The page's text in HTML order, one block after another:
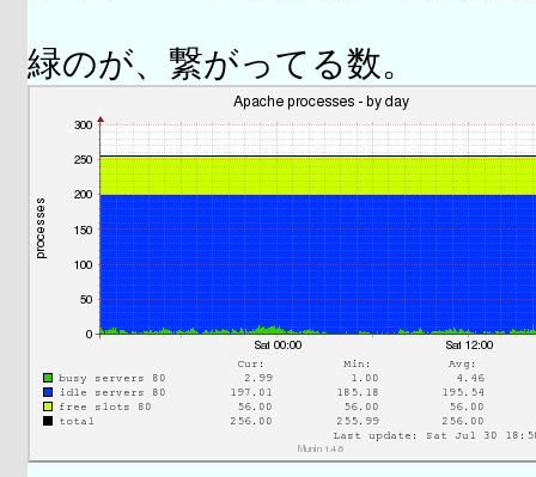
緑のが、繋がってる数。